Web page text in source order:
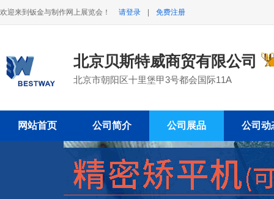
欢迎来到钣金与制作网上展览会！ 请登录 免费注册
北京贝斯特威商贸有限公司
北京市朝阳区十里堡甲3号都会国际11A
网站首页 公司简介 公司展品 公司动